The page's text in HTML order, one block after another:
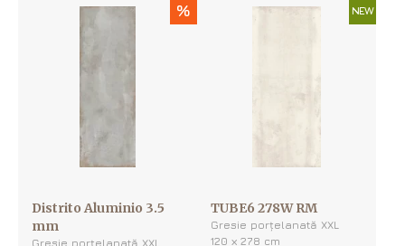
%
Distrito Aluminio 3.5
mm
Gresie porțelanată XXL
NEW
TUBE6 278W RM
Gresie porțelanată XXL
120 х 278 cm